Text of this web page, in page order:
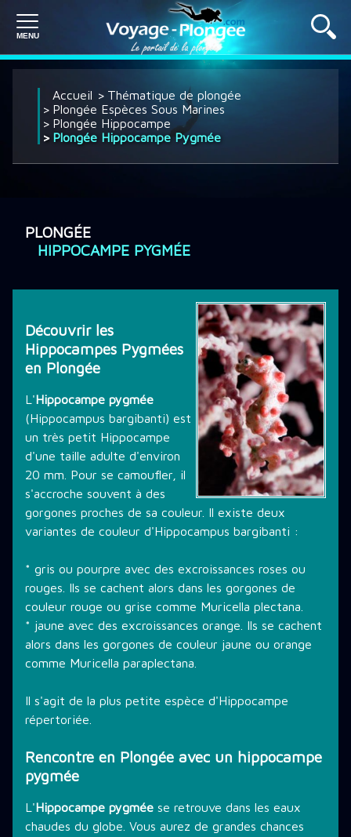
PLONGÉE EN FRANCE
THÉMATIQUE DE PLONGÉE
LES PROMOTIONS
STAGE PLONGÉE
CONTACT
Accueil
Thématique de plongée
Plongée Espèces Sous Marines
Plongée Hippocampe
Plongée Hippocampe Pygmée
PLONGÉE
HIPPOCAMPE PYGMÉE
Découvrir les
Hippocampes Pygmées
en Plongée
L'Hippocampe pygmée
(Hippocampus bargibanti) est
un très petit Hippocampe
d'une taille adulte d'environ
20 mm. Pour se camoufler, il
s'accroche souvent à des
gorgones proches de sa couleur. Il existe deux
variantes de couleur d'Hippocampus bargibanti :
* gris ou pourpre avec des excroissances roses ou
rouges. Ils se cachent alors dans les gorgones de
couleur rouge ou grise comme Muricella plectana.
* jaune avec des excroissances orange. Ils se cachent
alors dans les gorgones de couleur jaune ou orange
comme Muricella paraplectana.
Il s'agit de la plus petite espèce d'Hippocampe
répertoriée.
Rencontre en Plongée avec un hippocampe
pygmée
L'Hippocampe pygmée se retrouve dans les eaux
chaudes du globe. Vous aurez de grandes chances